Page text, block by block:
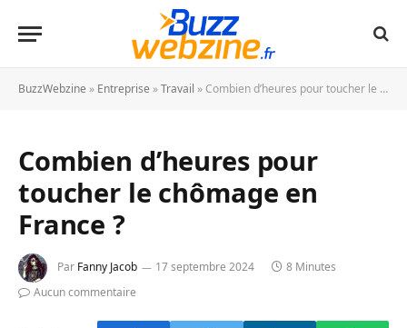
BuzzWebzine » Entreprise »Travail » Combien d’heures pour toucher le chômage en France ?
Combien d’heures pour
toucher le chômage en
France ?
Par Fanny Jacob 17 septembre 2024
8 Minutes
Aucun commentaire